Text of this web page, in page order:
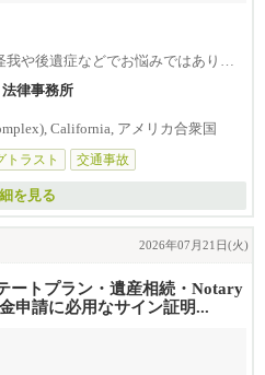
や後遺症などでお悩みではありま
律事務所
California, アメリカ合衆国
トラスト 交通事故
を見る
2026年07月21日(火)
ートプラン・遺産相続・Notary
申請に必用なサイン証明...